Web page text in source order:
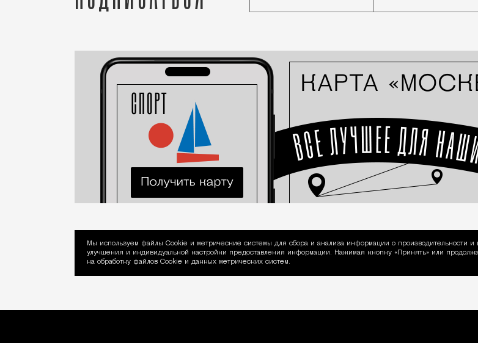
Уведомление об использовании Cookie
Мы используем файлы Сookie и метрические системы для сбора и анализа информации о производительности и
улучшения и индивидуальной настройки предоставления информации. Нажимая кнопку «Принять» или
на обработку файлов Cookie и данных метрических систем.